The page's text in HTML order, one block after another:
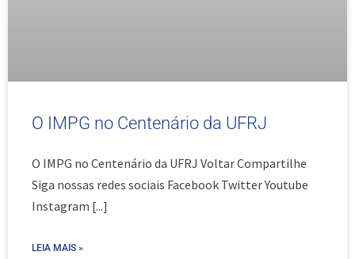
O IMPG no Centenário da UFRJ
O IMPG no Centenário da UFRJ Voltar Compartilhe
Siga nossas redes sociais Facebook Twitter Youtube
Instagram [...]
LEIA MAIS »